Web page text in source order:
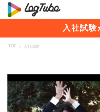
入社試験
TOP > 入社試験